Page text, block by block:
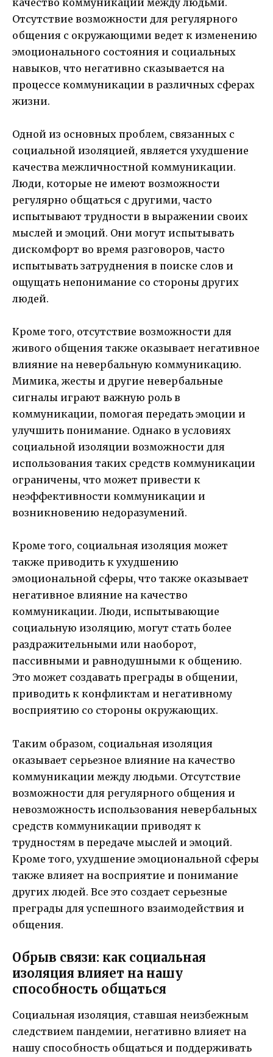
Отсутствие возможности для регулярного
общения с окружающими ведет к изменению
эмоционального состояния и социальных
навыков, что негативно сказывается на
процессе коммуникации в различных сферах
жизни.
Одной из основных проблем, связанных с
социальной изоляцией, является ухудшение
качества межличностной коммуникации.
Люди, которые не имеют возможности
регулярно общаться с другими, часто
испытывают трудности в выражении своих
мыслей и эмоций. Они могут испытывать
дискомфорт во время разговоров, часто
испытывать затруднения в поиске слов и
ощущать непонимание со стороны других
людей.
Кроме того, отсутствие возможности для
живого общения также оказывает негативное
влияние на невербальную коммуникацию.
Мимика, жесты и другие невербальные
сигналы играют важную роль в
коммуникации, помогая передать эмоции и
улучшить понимание. Однако в условиях
социальной изоляции возможности для
использования таких средств коммуникации
ограничены, что может привести к
неэффективности коммуникации и
возникновению недоразумений.
Кроме того, социальная изоляция может
также приводить к ухудшению
эмоциональной сферы, что также оказывает
негативное влияние на качество
коммуникации. Люди, испытывающие
социальную изоляцию, могут стать более
раздражительными или наоборот,
пассивными и равнодушными к общению.
Это может создавать преграды в общении,
приводить к конфликтам и негативному
восприятию со стороны окружающих.
Таким образом, социальная изоляция
оказывает серьезное влияние на качество
коммуникации между людьми. Отсутствие
возможности для регулярного общения и
невозможность использования невербальных
средств коммуникации приводят к
трудностям в передаче мыслей и эмоций.
Кроме того, ухудшение эмоциональной сферы
также влияет на восприятие и понимание
других людей. Все это создает серьезные
преграды для успешного взаимодействия и
общения.
Обрыв связи: как социальная
изоляция влияет на нашу
способность общаться
Социальная изоляция, ставшая неизбежным
следствием пандемии, негативно влияет на
нашу способность общаться и поддерживать